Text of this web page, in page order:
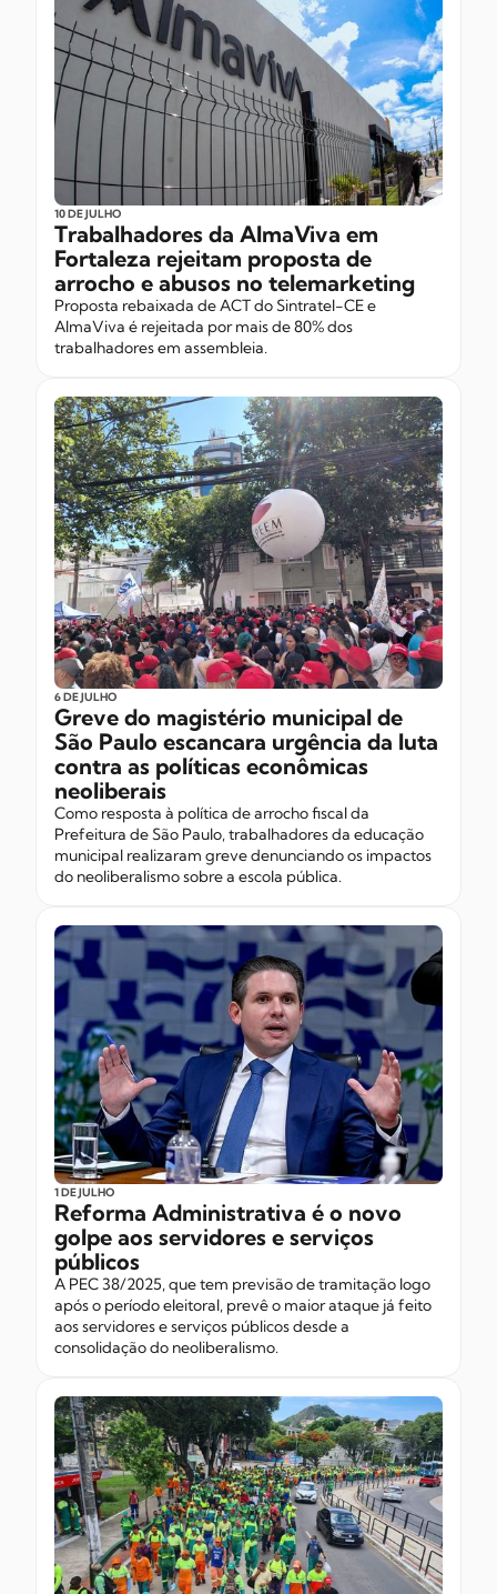
10 DE JULHO
Trabalhadores da AlmaViva em
Fortaleza rejeitam proposta de
arrocho e abusos no telemarketing
Proposta rebaixada de ACT do Sintratel-CE e
AlmaViva é rejeitada por mais de 80% dos
trabalhadores em assembleia.
6 DE JULHO
Greve do magistério municipal de
São Paulo escancara urgência da luta
contra as políticas econômicas
neoliberais
Como resposta à política de arrocho fiscal da
Prefeitura de São Paulo, trabalhadores da educação
municipal realizaram greve denunciando os impactos
do neoliberalismo sobre a escola pública.
1 DE JULHO
Reforma Administrativa é o novo
golpe aos servidores e serviços
públicos
A PEC 38/2025, que tem previsão de tramitação logo
após o período eleitoral, prevê o maior ataque já feito
aos servidores e serviços públicos desde a
consolidação do neoliberalismo.